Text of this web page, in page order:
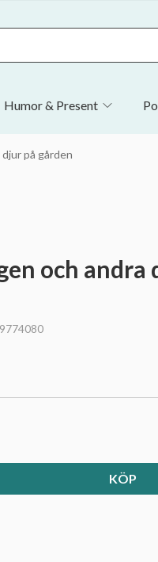
Humor & Present
på gården
och andra
KÖP